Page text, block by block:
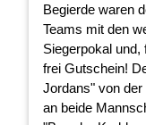
Begierde waren
Teams mit den
Siegerpokal und,
frei Gutschein!
Jordans" von
an beide